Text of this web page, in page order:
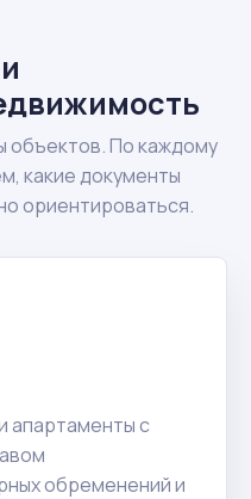
объектов. По каждому
какие документы
ориентироваться.
апартаменты с
обременений и